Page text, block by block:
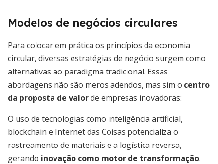
Modelos de negócios circulares
Para colocar em prática os princípios da economia
circular, diversas estratégias de negócio surgem como
alternativas ao paradigma tradicional. Essas
abordagens não são meros adendos, mas sim o centro
da proposta de valorde empresas inovadoras:
O uso de tecnologias como inteligência artificial,
blockchain e Internet das Coisas potencializa o
rastreamento de materiais e a logística reversa,
gerando inovação como motor de transformação.